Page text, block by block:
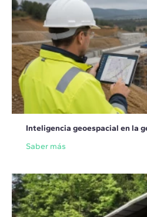
Inteligencia geoespacial en la
Saber más